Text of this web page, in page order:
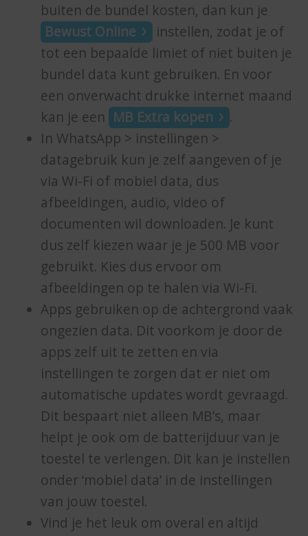
buiten de bundel kosten, dan kun je
Bewust Online
instellen, zodat je of
tot een bepaalde limiet of niet buiten je
bundel data kunt gebruiken. En voor
een onverwacht drukke internet maand
kan je een MB Extra kopen
.
In WhatsApp > instellingen >
datagebruik kun je zelf aangeven of je
via Wi-Fi of mobiel data, dus
afbeeldingen, audio, video of
documenten wil downloaden. Je kunt
dus zelf kiezen waar je je 500 MB voor
gebruikt. Kies dus ervoor om
afbeeldingen op te halen via Wi-Fi.
Apps gebruiken op de achtergrond vaak
ongezien data. Dit voorkom je door de
apps zelf uit te zetten en via
instellingen te zorgen dat er niet om
automatische updates wordt gevraagd.
Dit bespaart niet alleen MB’s, maar
helpt je ook om de batterijduur van je
toestel te verlengen. Dit kan je instellen
onder ‘mobiel data’ in de instellingen
van jouw toestel.
Vind je het leuk om overal en altijd